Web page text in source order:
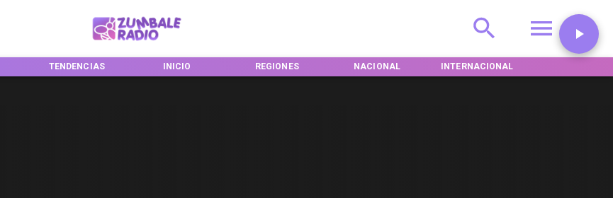
TENDENCIAS INICIO REGIONES NACIONAL INTERNACIONAL